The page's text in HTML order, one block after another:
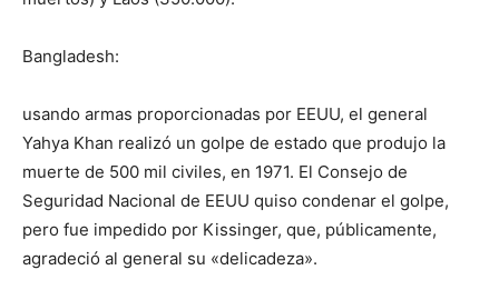
Bangladesh:
usando armas proporcionadas por EEUU, el general
Yahya Khan realizó un golpe de estado que produjo la
muerte de 500 mil civiles, en 1971. El Consejo de
Seguridad Nacional de EEUU quiso condenar el golpe,
pero fue impedido por Kissinger, que, públicamente,
agradeció al general su «delicadeza».